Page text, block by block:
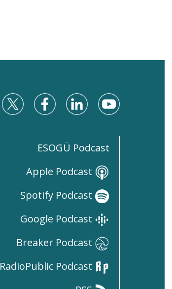
ESOGÜ Podcast
Apple Podcast
Spotify Podcast
Google Podcast
Breaker Podcast
RadioPublic Podcast